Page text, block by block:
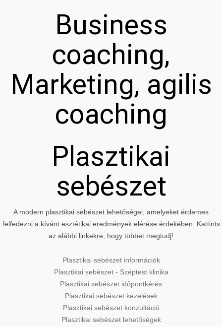
Business
coaching,
Marketing, agilis
coaching
Plasztikai
sebészet
A modern plasztikai sebészet lehetőségei, amelyeket érdemes
felfedezni a kívánt esztétikai eredmények elérése érdekében. Kattints
az alábbi linkekre, hogy többet megtudj!
Plasztikai sebészet információk
Plasztikai sebészet - Széptest klinika
Plasztikai sebészet időpontkérés
Plasztikai sebészet kezelések
Plasztikai sebészet konzultáció
Plasztikai sebészet lehetőségek